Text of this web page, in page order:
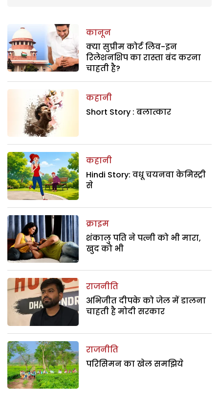
कानून
क्या सुप्रीम कोर्ट लिव-इन
रिलेशनशिप का रास्ता बंद करना
चाहती है?
कहानी
Short Story : बलात्कार
कहानी
Hindi Story: वधू चयनवा केमिस्ट्री
से
क्राइम
शंकालु पति ने पत्नी को भी मारा,
खुद को भी
राजनीति
अभिजीत दीपके को जेल में डालना
चाहती है मोदी सरकार
राजनीति
परिसिमन का खेल समझिये